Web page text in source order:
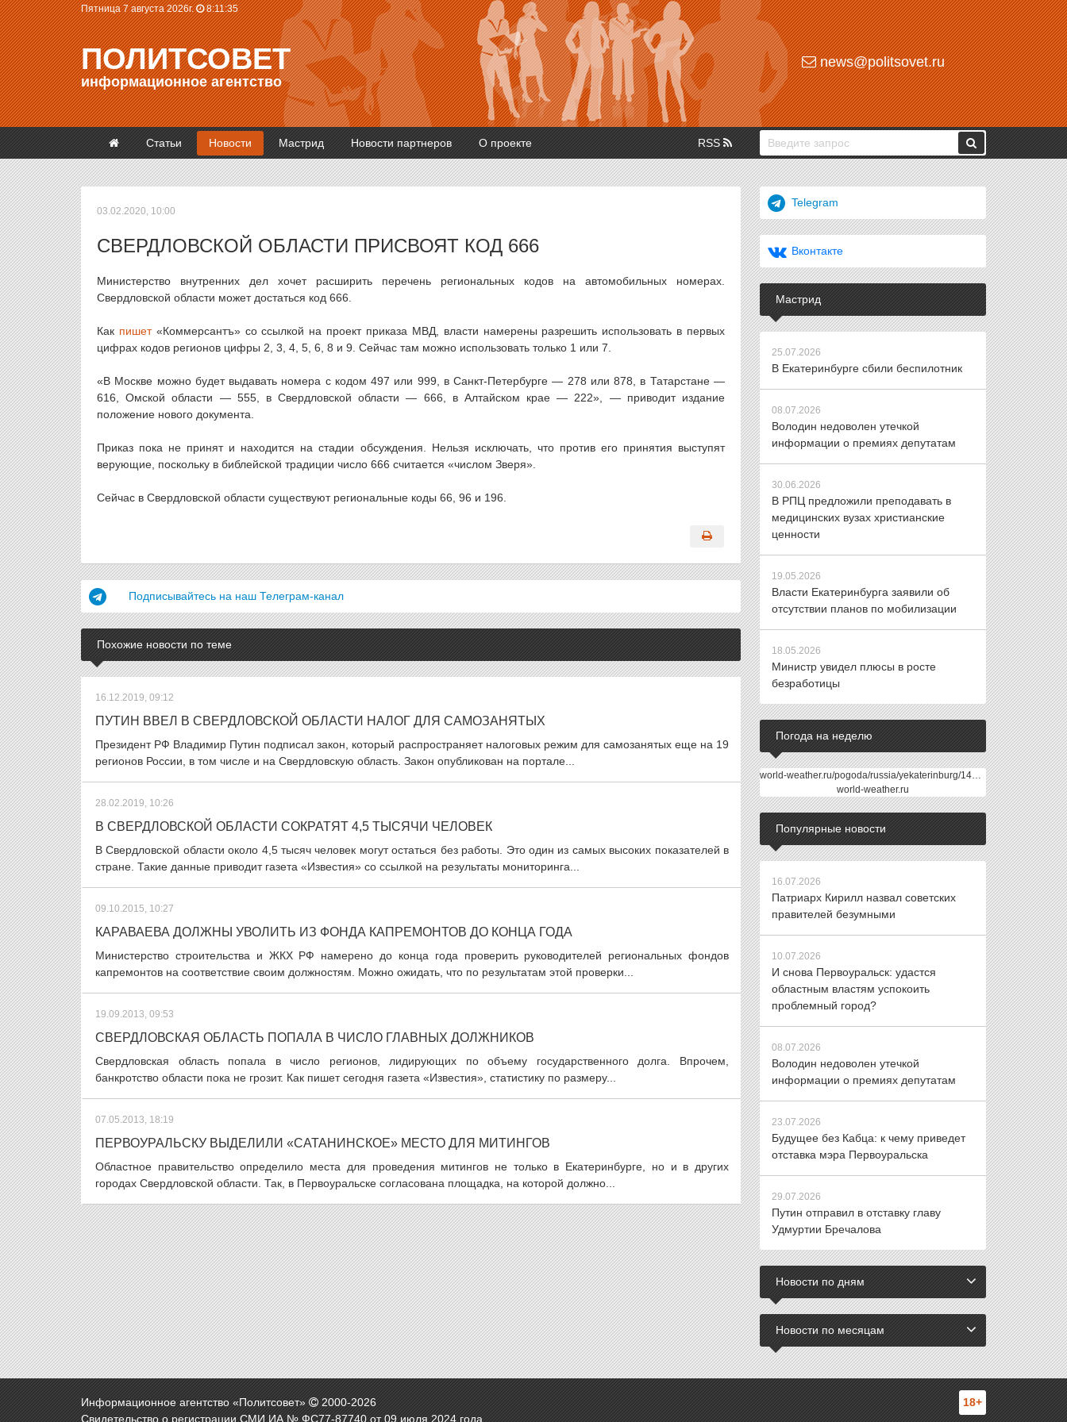
Пятница 7 августа 2026г. 8:11:35
ПОЛИТСОВЕТ
информационное агентство
news@politsovet.ru
Статьи Новости Мастрид Новости партнеров О проекте RSS
03.02.2020, 10:00
СВЕРДЛОВСКОЙ ОБЛАСТИ ПРИСВОЯТ КОД 666
Министерство внутренних дел хочет расширить перечень региональных кодов на автомобильных номерах.
Свердловской области может достаться код 666.
Как пишет«Коммерсантъ» со ссылкой на проект приказа МВД, власти намерены разрешить использовать в первых
цифрах кодов регионов цифры 2, 3, 4, 5, 6, 8 и 9. Сейчас там можно использовать только 1 или 7.
«В Москве можно будет выдавать номера с кодом 497 или 999, в Санкт-Петербурге — 278 или 878, в Татарстане —
616, Омской области — 555, в Свердловской области — 666, в Алтайском крае — 222», — приводит издание
положение нового документа.
Приказ пока не принят и находится на стадии обсуждения. Нельзя исключать, что против его принятия выступят
верующие, поскольку в библейской традиции число 666 считается «числом Зверя».
Сейчас в Свердловской области существуют региональные коды 66, 96 и 196.
Подписывайтесь на наш Телеграм-канал
Похожие новости по теме
16.12.2019, 09:12
ПУТИН ВВЕЛ В СВЕРДЛОВСКОЙ ОБЛАСТИ НАЛОГ ДЛЯ САМОЗАНЯТЫХ
Президент РФ Владимир Путин подписал закон, который распространяет налоговых режим для самозанятых еще на 19
регионов России, в том числе и на Свердловскую область. Закон опубликован на портале...
28.02.2019, 10:26
В СВЕРДЛОВСКОЙ ОБЛАСТИ СОКРАТЯТ 4,5 ТЫСЯЧИ ЧЕЛОВЕК
В Свердловской области около 4,5 тысяч человек могут остаться без работы. Это один из самых высоких показателей в
стране. Такие данные приводит газета «Известия» со ссылкой на результаты мониторинга...
09.10.2015, 10:27
КАРАВАЕВА ДОЛЖНЫ УВОЛИТЬ ИЗ ФОНДА КАПРЕМОНТОВ ДО КОНЦА ГОДА
Министерство строительства и ЖКХ РФ намерено до конца года проверить руководителей региональных фондов
капремонтов на соответствие своим должностям. Можно ожидать, что по результатам этой проверки...
19.09.2013, 09:53
СВЕРДЛОВСКАЯ ОБЛАСТЬ ПОПАЛА В ЧИСЛО ГЛАВНЫХ ДОЛЖНИКОВ
Свердловская область попала в число регионов, лидирующих по объему государственного долга. Впрочем,
банкротство области пока не грозит. Как пишет сегодня газета «Известия», статистику по размеру...
07.05.2013, 18:19
ПЕРВОУРАЛЬСКУ ВЫДЕЛИЛИ «САТАНИНСКОЕ» МЕСТО ДЛЯ МИТИНГОВ
Областное правительство определило места для проведения митингов не только в Екатеринбурге, но и в других
городах Свердловской области. Так, в Первоуральске согласована площадка, на которой должно...
Telegram
Вконтакте
Мастрид
25.07.2026
В Екатеринбурге сбили беспилотник
08.07.2026
Володин недоволен утечкой
информации о премиях депутатам
30.06.2026
В РПЦ предложили преподавать в
медицинских вузах христианские
ценности
19.05.2026
Власти Екатеринбурга заявили об
отсутствии планов по мобилизации
18.05.2026
Министр увидел плюсы в росте
безработицы
Погода на неделю
world-weather.ru/pogoda/russia/yekaterinburg/14days/
world-weather.ru
Популярные новости
16.07.2026
Патриарх Кирилл назвал советских
правителей безумными
10.07.2026
И снова Первоуральск: удастся
областным властям успокоить
проблемный город?
08.07.2026
Володин недоволен утечкой
информации о премиях депутатам
23.07.2026
Будущее без Кабца: к чему приведет
отставка мэра Первоуральска
29.07.2026
Путин отправил в отставку главу
Удмуртии Бречалова
Новости по дням
Новости по месяцам
Информационное агентство «Политсовет» 2000-2026
Свидетельство о регистрации СМИ ИА № ФС77-87740 от 09 июля 2024 года.
18+